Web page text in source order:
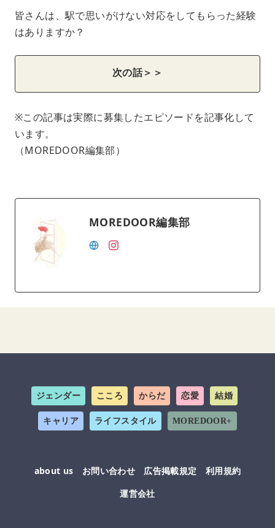
皆さんは、駅で思いがけない対応をしてもらった経験
はありますか？
次の話＞＞
※この記事は実際に募集したエピソードを記事化して
います。
（MOREDOOR編集部）
MOREDOOR編集部
ジェンダー こころ からだ 恋愛 結婚
キャリア ライフスタイル MOREDOOR+
about us お問い合わせ 広告掲載規定
利用規約
運営会社